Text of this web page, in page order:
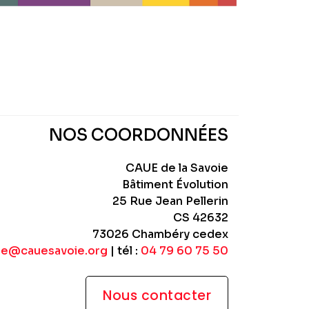
NOS COORDONNÉES
CAUE de la Savoie
Bâtiment Évolution
25 Rue Jean Pellerin
CS 42632
73026 Chambéry cedex
| tél : 04 79 60 75 50
Nous contacter